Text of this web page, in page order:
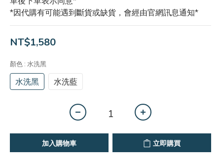
*因代購有可能遇到斷貨或缺貨，會經由官網訊息通知*
NT$1,580
顏色 : 水洗黑
水洗黑 水洗藍
加入購物車 立即購買